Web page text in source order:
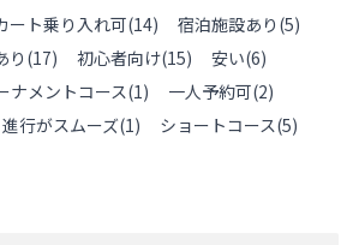
ート乗り入れ可(14) 宿泊施設あり (5)
り (17) 初心者向け(15) 安い(6)
ナメントコース(1) 一人予約可(2)
進行がスムーズ(1) ショートコース(5)